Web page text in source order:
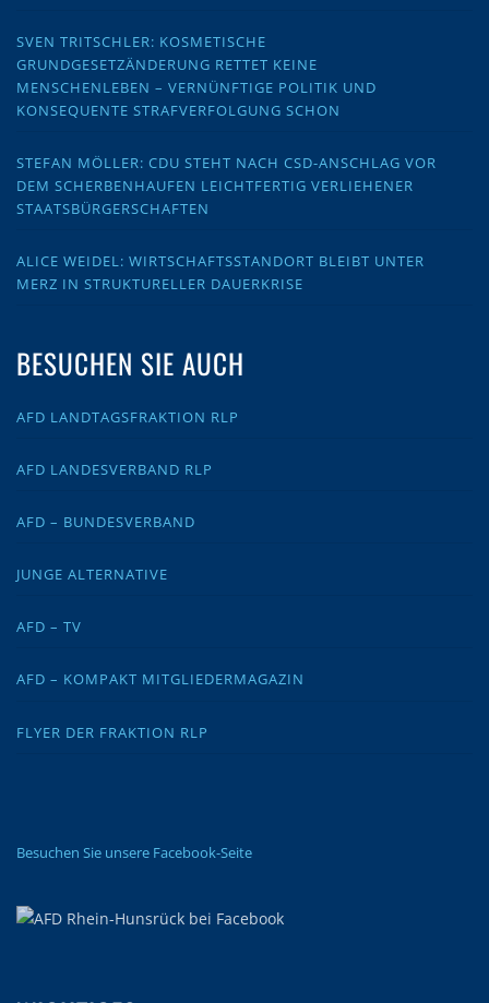
SVEN TRITSCHLER: KOSMETISCHE
GRUNDGESETZÄNDERUNG RETTET KEINE
MENSCHENLEBEN – VERNÜNFTIGE POLITIK UND
KONSEQUENTE STRAFVERFOLGUNG SCHON
STEFAN MÖLLER: CDU STEHT NACH CSD-ANSCHLAG VOR
DEM SCHERBENHAUFEN LEICHTFERTIG VERLIEHENER
STAATSBÜRGERSCHAFTEN
ALICE WEIDEL: WIRTSCHAFTSSTANDORT BLEIBT UNTER
MERZ IN STRUKTURELLER DAUERKRISE
BESUCHEN SIE AUCH
AFD LANDTAGSFRAKTION RLP
AFD LANDESVERBAND RLP
AFD – BUNDESVERBAND
JUNGE ALTERNATIVE
AFD – TV
AFD – KOMPAKT MITGLIEDERMAGAZIN
FLYER DER FRAKTION RLP
Besuchen Sie unsere Facebook-Seite